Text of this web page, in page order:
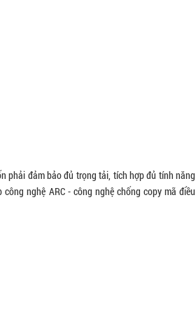
phải đảm bảo đủ trọng tải, tích hợp đủ tính năng
nghệ ARC - công nghệ chống copy mã điều